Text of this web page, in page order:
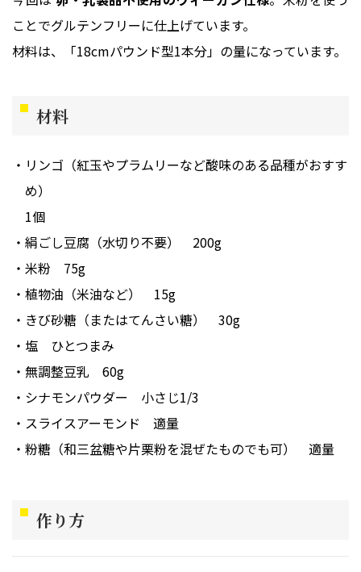
ことでグルテンフリーに仕上げています。
材料は、「18cmパウンド型1本分」の量になっています。
材料
リンゴ（紅玉やプラムリーなど酸味のある品種がおすす
め）
1個
絹ごし豆腐（水切り不要）
200g
米粉
75g
植物油（米油など）
15g
きび砂糖（またはてんさい糖）
30g
塩
ひとつまみ
無調整豆乳
60g
シナモンパウダー
小さじ1/3
スライスアーモンド
適量
粉糖（和三盆糖や片栗粉を混ぜたものでも可）
適量
作り方